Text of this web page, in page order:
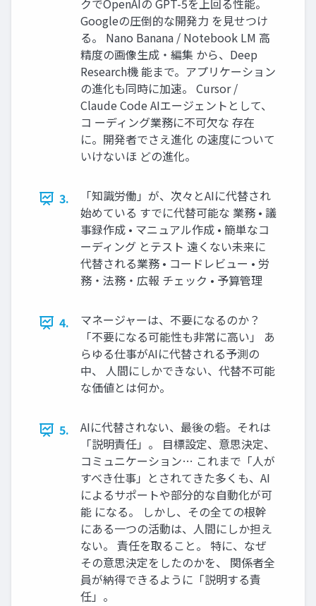
クでOpenAIの GPT-5を上回る性能。
Googleの圧倒的な開発力 を見せつけ
る。 Nano Banana / Notebook LM 高
精度の画像生成・編集 から、Deep
Research機 能まで。アプリケーション
の進化も同時に加速。 Cursor /
Claude Code AIエージェントとして、
コ ーディング業務に不可欠な 存在
に。開発者でさえ進化 の速度について
いけないほ どの進化。
3.
「知識労働」が、次々とAIに代替され
始めている すでに代替可能な 業務 • 議
事録作成 • マニュアル作成 • 簡単なコ
ーディング とテスト 遠くない未来に
代替される業務 • コードレビュー • 労
務・法務・広報 チェック • 予算管理
4.
マネージャーは、不要になるのか？
「不要になる可能性も非常に高い」 あ
らゆる仕事がAIに代替される予測の
中、 人間にしかできない、代替不可能
な価値とは何か。
5.
AIに代替されない、最後の砦。それは
「説明責任」。 目標設定、意思決定、
コミュニケーション… これまで「人が
すべき仕事」とされてきた多くも、AI
によるサポートや部分的な自動化が可
能 になる。 しかし、その全ての根幹
にある一つの活動は、人間にしか担え
ない。 責任を取ること。 特に、なぜ
その意思決定をしたのかを、 関係者全
員が納得できるように「説明する責
任」。